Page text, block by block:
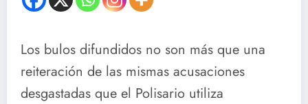
Los bulos difundidos no son más que una
reiteración de las mismas acusaciones
desgastadas que el Polisario utiliza